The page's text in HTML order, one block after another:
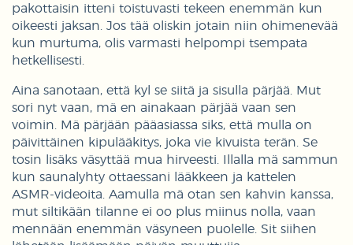
pakottaisin itteni toistuvasti tekeen enemmän kun
oikeesti jaksan. Jos tää oliskin jotain niin ohimenevää
kun murtuma, olis varmasti helpompi tsempata
hetkellisesti.
Aina sanotaan, että kyl se siitä ja sisulla pärjää. Mut
sori nyt vaan, mä en ainakaan pärjää vaan sen
voimin. Mä pärjään pääasiassa siks, että mulla on
päivittäinen kipulääkitys, joka vie kivuista terän. Se
tosin lisäks väsyttää mua hirveesti. Illalla mä sammun
kun saunalyhty ottaessani lääkkeen ja kattelen
ASMR-videoita. Aamulla mä otan sen kahvin kanssa,
mut siltikään tilanne ei oo plus miinus nolla, vaan
mennään enemmän väsyneen puolelle. Sit siihen